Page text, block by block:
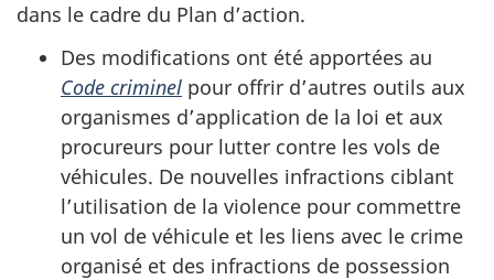
dans le cadre du Plan d’action.
Des modifications ont été apportées au
Code criminel pour offrir d’autres outils aux
organismes d’application de la loi et aux
procureurs pour lutter contre les vols de
véhicules. De nouvelles infractions ciblant
l’utilisation de la violence pour commettre
un vol de véhicule et les liens avec le crime
organisé et des infractions de possession